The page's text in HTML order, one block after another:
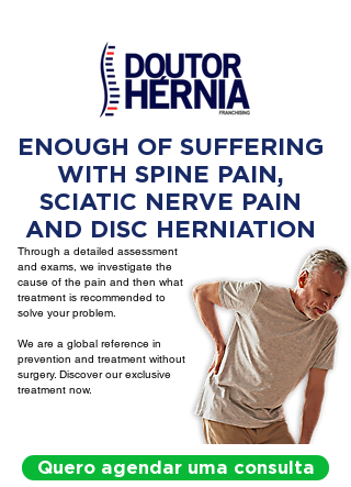
ENOUGH OF SUFFERING
WITH SPINE PAIN,
SCIATIC NERVE PAIN
AND DISC HERNIATION
Through a detailed assessment
and exams, we investigate the
cause of the pain and then what
treatment is recommended to
solve your problem.
We are a global reference in
prevention and treatment without
surgery. Discover our exclusive
treatment now.
Quero agendar uma consulta